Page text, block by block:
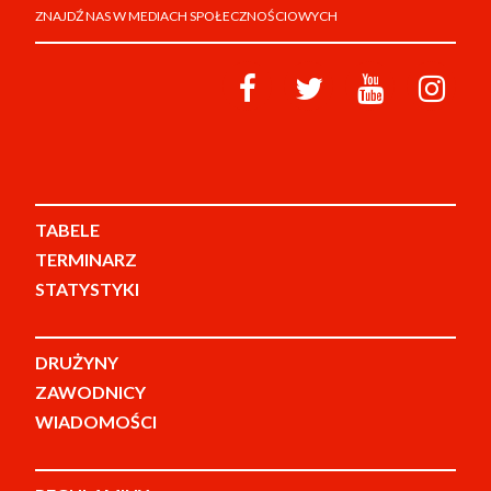
ZNAJDŹ NAS W MEDIACH SPOŁECZNOŚCIOWYCH
TABELE
TERMINARZ
STATYSTYKI
DRUŻYNY
ZAWODNICY
WIADOMOŚCI